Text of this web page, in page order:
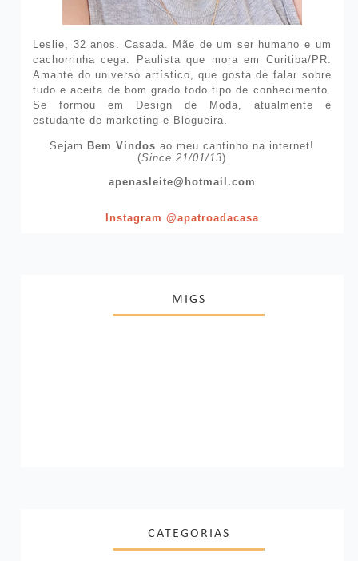
Leslie, 32 anos. Casada. Mãe de um ser humano e um
cachorrinha cega. Paulista que mora em Curitiba/PR.
Amante do universo artístico, que gosta de falar sobre
tudo e aceita de bom grado todo tipo de conhecimento.
Se formou em Design de Moda, atualmente é
estudante de marketing e Blogueira.
Sejam Bem Vindos ao meu cantinho na internet!
(Since 21/01/13)
apenasleite@hotmail.com
Instagram @apatroadacasa
MIGS
CATEGORIAS